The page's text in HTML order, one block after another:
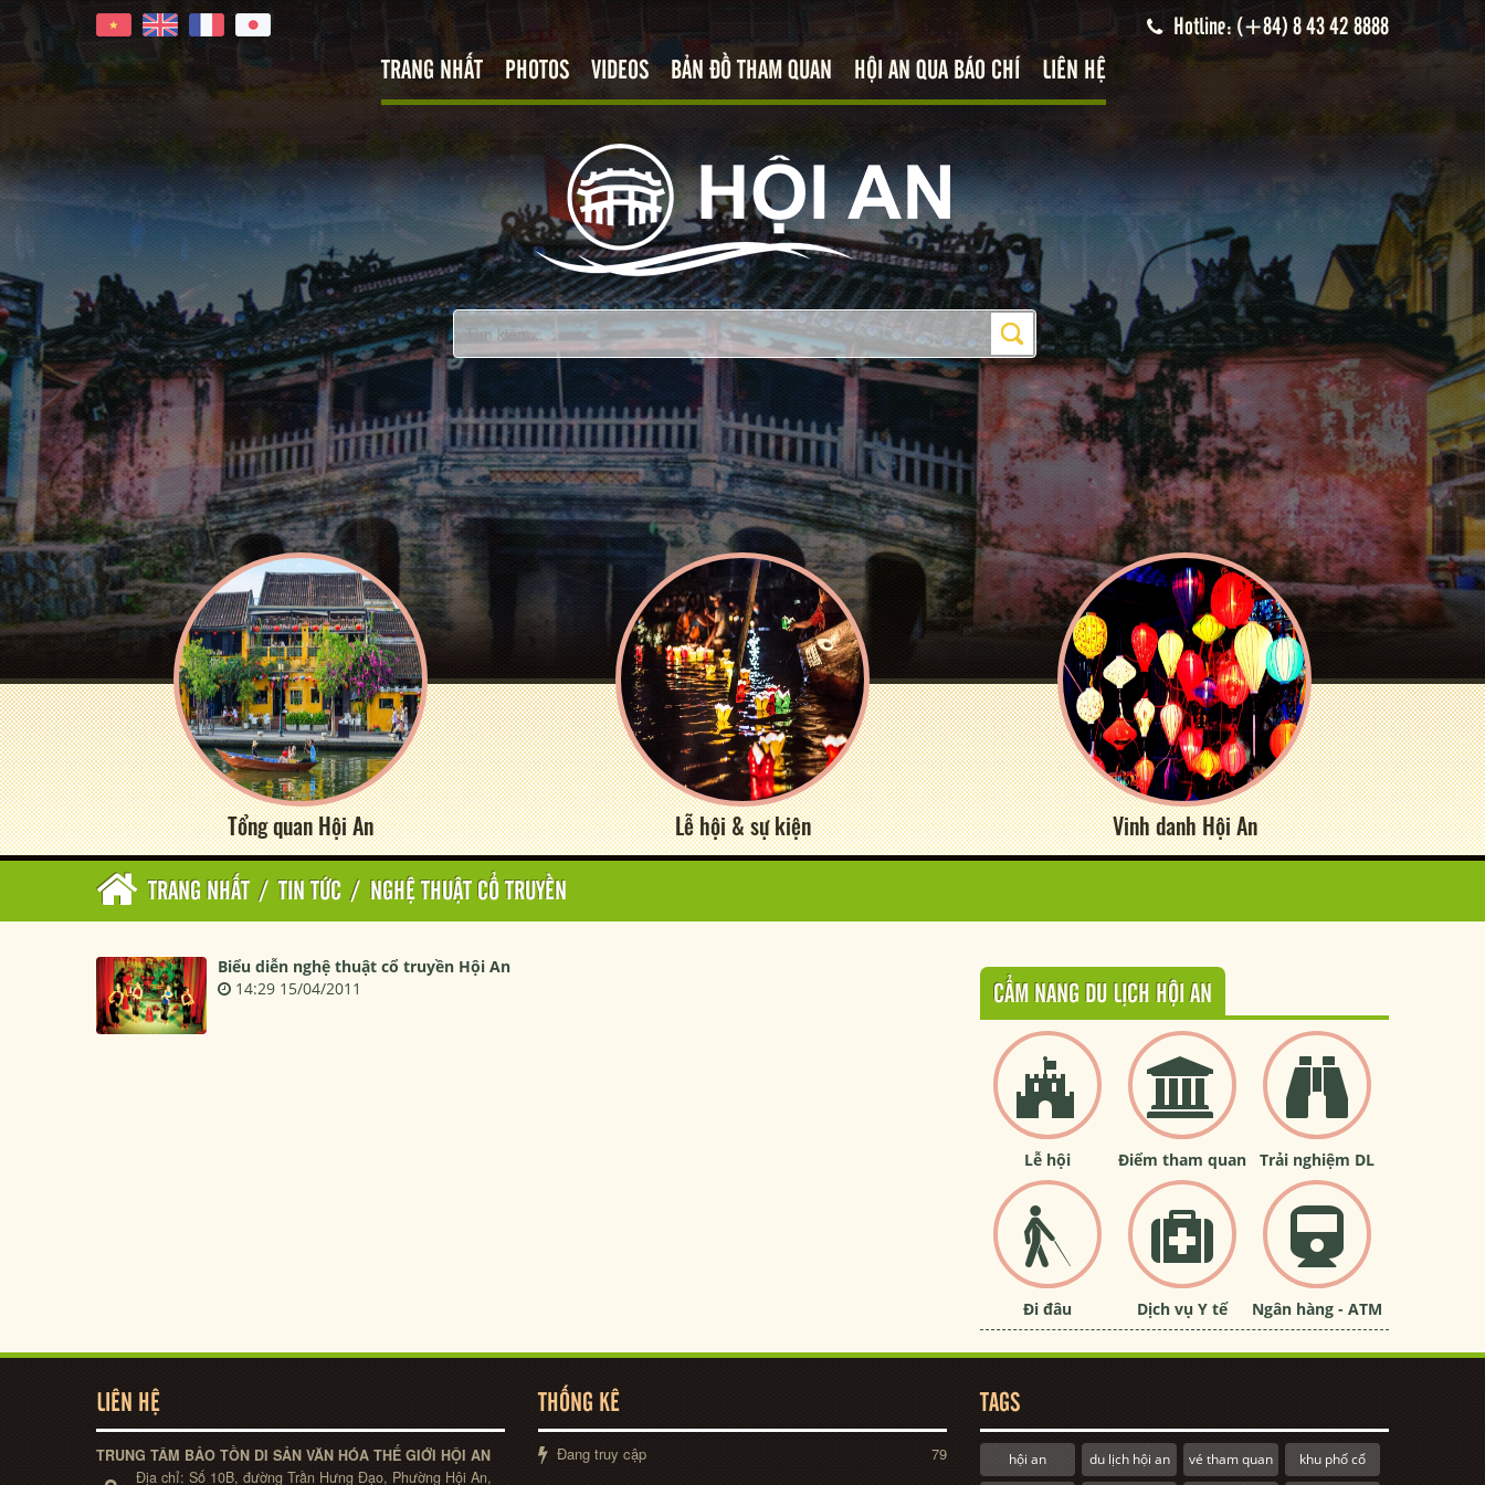
Hotline: (+84) 8 43 42 8888
TRANG NHẤT PHOTOS VIDEOS BẢN ĐỒ THAM QUAN HỘI AN QUA BÁO CHÍ LIÊN HỆ
Tổng quan Hội An Lễ hội & sự kiện Vinh danh Hội An
TRANG NHẤT / TIN TỨC / NGHỆ THUẬT CỔ TRUYỀN
Biểu diễn nghệ thuật cổ truyền Hội An
14:29 15/04/2011
CẨM NANG DU LỊCH HỘI AN
Lễ hội Điểm tham quan Trải nghiệm DL
Đi đâu Dịch vụ Y tế Ngân hàng - ATM
LIÊN HỆ
TRUNG TÂM BẢO TỒN DI SẢN VĂN HÓA THẾ GIỚI HỘI AN
Địa chỉ: Số 10B, đường Trần Hưng Đạo, Phường Hội An,
THỐNG KÊ
Đang truy cập 79
TAGS
hội an du lịch hội an vé tham quan khu phố cổ